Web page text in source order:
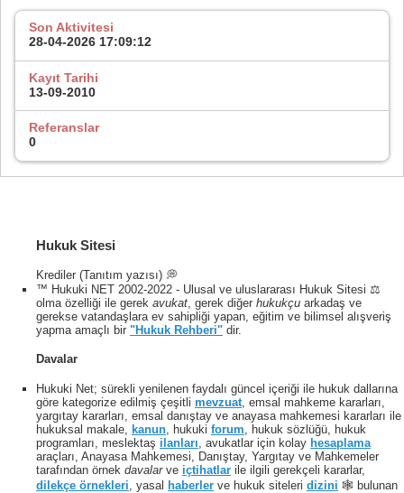
Son Aktivitesi
28-04-2026 17:09:12
Kayıt Tarihi
13-09-2010
Referanslar
0
Hukuk Sitesi
Krediler (Tanıtım yazısı) 💭
™ Hukuki NET 2002-2022 - Ulusal ve uluslararası Hukuk Sitesi ⚖️
olma özelliği ile gerek avukat, gerek diğer hukukçu arkadaş ve
gerekse vatandaşlara ev sahipliği yapan, eğitim ve bilimsel alışveriş
yapma amaçlı bir "Hukuk Rehberi" dir.
Davalar
Hukuki Net; sürekli yenilenen faydalı güncel içeriği ile hukuk dallarına
göre kategorize edilmiş çeşitli mevzuat , emsal mahkeme kararları,
yargıtay kararları, emsal danıştay ve anayasa mahkemesi kararları ile
hukuksal makale, kanun , hukuki forum , hukuk sözlüğü, hukuk
programları, meslektaş ilanları , avukatlar için kolay hesaplama
araçları, Anayasa Mahkemesi, Danıştay, Yargıtay ve Mahkemeler
tarafından örnek davalarve içtihatlar ile ilgili gerekçeli kararlar,
dilekçe örnekleri , yasal haberler ve hukuk siteleri dizini 🕸 bulunan